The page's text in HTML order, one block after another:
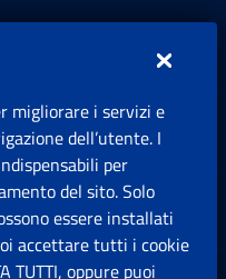
migliorare i servizi e
dell’utente. I
per
del sito. Solo
essere installati
accettare tutti i cookie
TUTTI, oppure puoi